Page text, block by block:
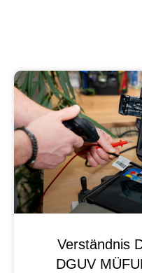
Verständnis
DGUV